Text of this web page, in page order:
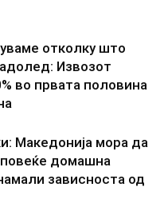
отколку што
Извозот
во првата половина
Македонија мора да
домашна
зависноста од